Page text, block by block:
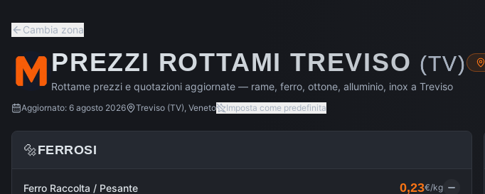
Cambia zona
PREZZI ROTTAMI TREVISO (TV)
Rottame prezzi e quotazioni aggiornate — rame, ferro, ottone, alluminio, inox a Treviso
Aggiornato: 6 agosto 2026 Treviso (TV), Veneto Imposta come predefinita
🔩FERROSI
Ferro Raccolta / Pesante 0,23€/kg